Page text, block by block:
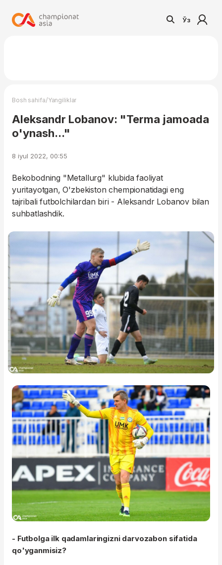
Ўз
Bosh sahifa/Yangiliklar
Aleksandr Lobanov: "Terma jamoada
o'ynash..."
8 iyul 2022, 00:55
Bekobodning "Metallurg" klubida faoliyat
yuritayotgan, O'zbekiston chempionatidagi eng
tajribali futbolchilardan biri - Aleksandr Lobanov bilan
suhbatlashdik.
- Futbolga ilk qadamlaringizni darvozabon sifatida
qo'yganmisiz?